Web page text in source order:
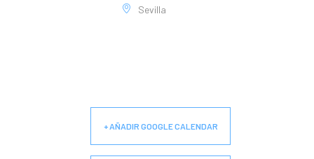
Sevilla
+ AÑADIR GOOGLE CALENDAR